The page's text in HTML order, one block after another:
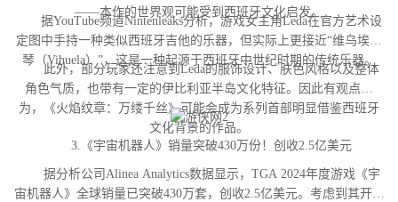
——本作的世界观可能受到西班牙文化启发。
据YouTube频道Nintenleaks分析，游戏女主角Leda在官方艺术设
定图中手持一种类似西班牙吉他的乐器，但实际上更接近“维乌埃拉
琴（Vihuela）”，这是一种起源于西班牙中世纪时期的传统乐器。
此外，部分玩家还注意到Leda的服饰设计、肤色风格以及整体
角色气质，也带有一定的伊比利亚半岛文化特征。因此有观点认
为，《火焰纹章：万缕千丝》可能会成为系列首部明显借鉴西班牙
文化背景的作品。
3.《宇宙机器人》销量突破430万份！创收2.5亿美元
据分析公司Alinea Analytics数据显示，TGA 2024年度游戏《宇
宙机器人》全球销量已突破430万套，创收2.5亿美元。考虑到其开发